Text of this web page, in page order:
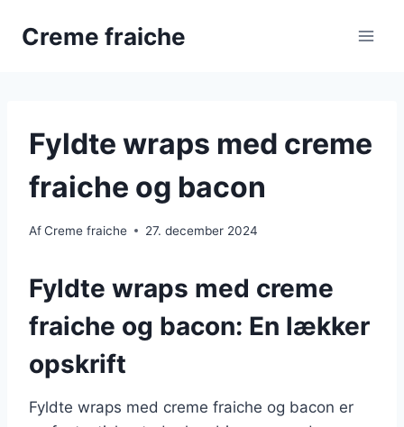
Creme fraiche
Fyldte wraps med creme
fraiche og bacon
AfCreme fraiche 27. december 2024
Fyldte wraps med creme
fraiche og bacon: En lækker
opskrift
Fyldte wraps med creme fraiche og bacon er